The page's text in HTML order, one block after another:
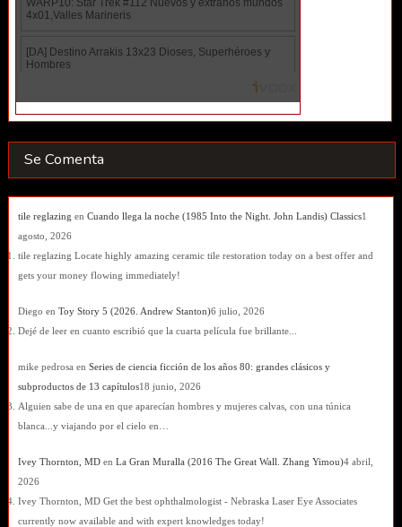
Se Comenta
tile reglazing en Cuando llega la noche (1985 Into the Night. John Landis) Classics1
agosto, 2026
tile reglazing Locate highly amazing ceramic tile restoration today on a best offer and
gets your money flowing immediately!
Diego en Toy Story 5 (2026. Andrew Stanton)6 julio, 2026
Dejé de leer en cuanto escribió que la cuarta película fue brillante...
mike pedrosa en Series de ciencia ficción de los años 80: grandes clásicos y
subproductos de 13 capítulos18 junio, 2026
Alguien sabe de una en que aparecían hombres y mujeres calvas, con una túnica
blanca...y viajando por el cielo en…
Ivey Thornton, MDen La Gran Muralla (2016 The Great Wall. Zhang Yimou)4 abril,
2026
Ivey Thornton, MD Get the best ophthalmologist - Nebraska Laser Eye Associates
currently now available and with expert knowledges today!